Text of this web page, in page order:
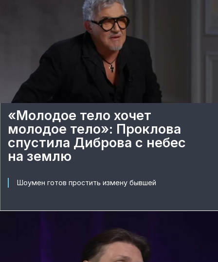
«Молодое тело хочет
молодое тело»: Проклова
спустила Диброва с небес
на землю
Шоумен готов простить измену бывшей